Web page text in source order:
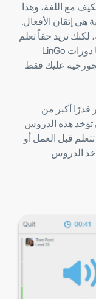
مع اللغة، وهذا
هي إتقان الأفعال.
تريد حقاً تعلم
لغة الجورجية، فهناك حل بسيط وشائع: إنها دورات LinGo
عليك فقط
أكبر من
هذه الدروس
قبل العمل أو
الدروس